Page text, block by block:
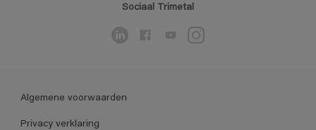
Sociaal Trimetal
Algemene voorwaarden
Privacy verklaring